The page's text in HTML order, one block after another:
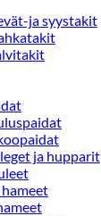
ja syystakit
ja hupparit